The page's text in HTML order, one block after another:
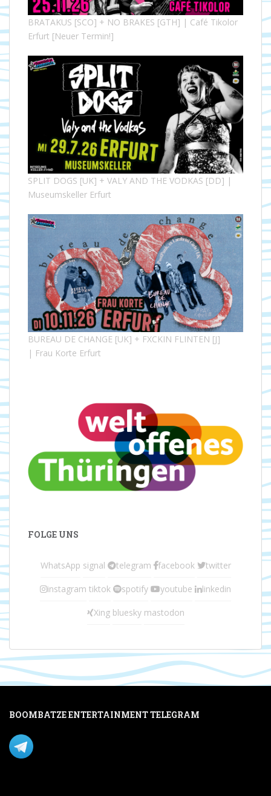
BRATAKUS [SCO] + NO BRAKES [GTH] | Café Tikolor
Erfurt [Neuer Termin!]
SPLIT DOGS [UK] + VALY AND THE VODKAS [DD] |
Museumskeller Erfurt
BUREAU DE CHANGE [UK] + FXCKIN FLINTEN [J]
| Frau Korte Erfurt
FOLGE UNS
WhatsApp signal telegram facebook twitter
instagram tiktok spotify youtube linkedin
Xing bluesky mastodon
BOOMBATZE ENTERTAINMENT TELEGRAM